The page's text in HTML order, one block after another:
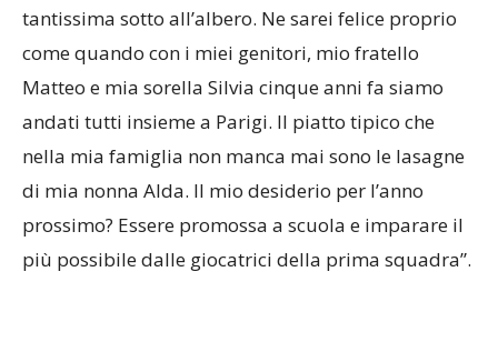
tantissima sotto all’albero. Ne sarei felice proprio
come quando con i miei genitori, mio fratello
Matteo e mia sorella Silvia cinque anni fa siamo
andati tutti insieme a Parigi. Il piatto tipico che
nella mia famiglia non manca mai sono le lasagne
di mia nonna Alda. Il mio desiderio per l’anno
prossimo? Essere promossa a scuola e imparare il
più possibile dalle giocatrici della prima squadra”.